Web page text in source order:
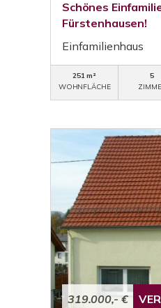
Schönes
Fürstenhausen!
Einfamilienhaus
251 m²
WOHNFLÄCHE
5
319.000,- €